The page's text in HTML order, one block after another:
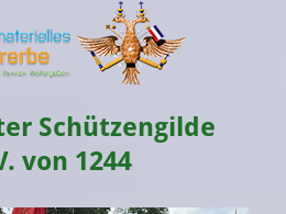
Schützengilde
von 1244